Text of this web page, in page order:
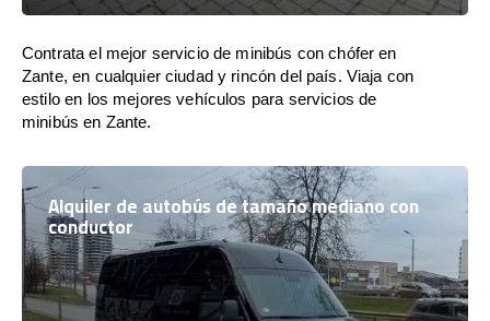
Contrata el mejor servicio de minibús con chófer en
Zante, en cualquier ciudad y rincón del país. Viaja con
estilo en los mejores vehículos para servicios de
minibús en Zante.
Alquiler de autobús de tamaño mediano con
conductor